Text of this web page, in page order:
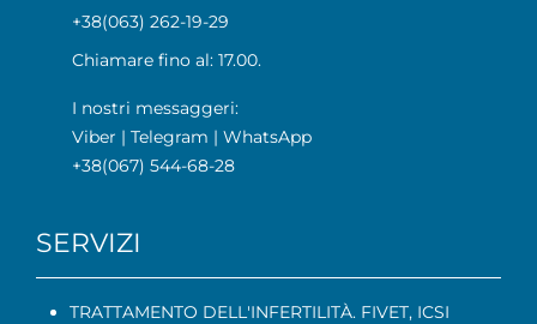
+38(063) 262-19-29
Chiamare fino al: 17.00.
I nostri messaggeri:
Viber | Telegram | WhatsApp
+38(067) 544-68-28
SERVIZI
TRATTAMENTO DELL'INFERTILITÀ. FIVET, ICSI